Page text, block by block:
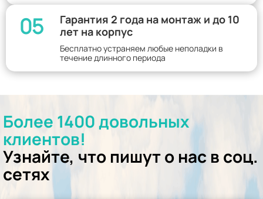
05
Гарантия 2 года на монтаж и до 10
лет на корпус
Бесплатно устраняем любые неполадки в
течение длинного периода
Более 1400 довольных
клиентов!
Узнайте, что пишут о нас в соц.
сетях